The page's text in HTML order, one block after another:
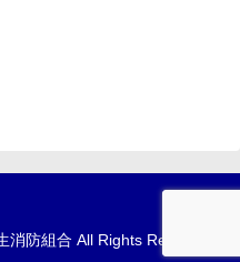
防組合 All Rights Reserved.